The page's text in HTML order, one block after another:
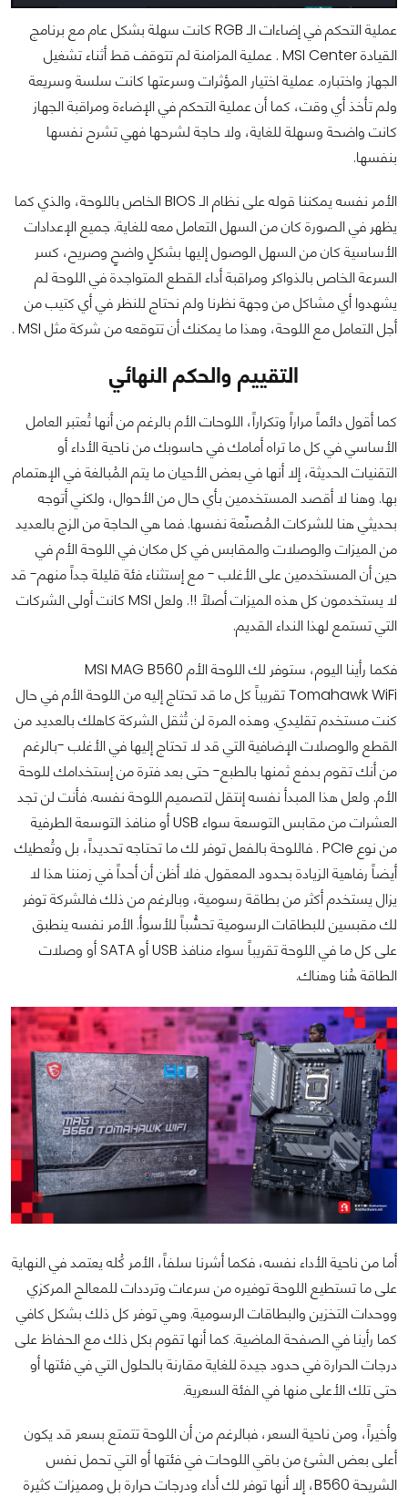
عملية التحكم في إضاءات الـ RGB كانت سهلة بشكل عام مع برنامج
القيادة MSI Center . عملية المزامنة لم تتوقف قط أثناء تشغيل
الجهاز واختباره. عملية اختيار المؤثرات وسرعتها كانت سلسة وسريعة
ولم تأخذ أي وقت، كما أن عملية التحكم في الإضاءة ومراقبة الجهاز
كانت واضحة وسهلة للغاية، ولا حاجة لشرحها فهي تشرح نفسها
بنفسها.
الأمر نفسه يمكننا قوله على نظام الـ BIOS الخاص باللوحة، والذي كما
يظهر في الصورة كان من السهل التعامل معه للغاية. جميع الإعدادات
الأساسية كان من السهل الوصول إليها بشكلٍ واضحٍ وصريح، كسر
السرعة الخاص بالذواكر ومراقبة أداء القطع المتواجدة في اللوحة لم
يشهدوا أي مشاكل من وجهة نظرنا ولم نحتاج للنظر في أي كتيب من
أجل التعامل مع اللوحة، وهذا ما يمكنك أن تتوقعه من شركة مثل MSI .
التقييم والحكم النهائي
كما أقول دائماً مراراً وتكراراً، اللوحات الأم بالرغم من أنها تُعتبر العامل
الأساسي في كل ما تراه أمامك في حاسوبك من ناحية الأداء أو
التقنيات الحديثة، إلا أنها في بعض الأحيان ما يتم المُبالغة في الإهتمام
بها. وهنا لا أقصد المستخدمين بأي حال من الأحوال، ولكني أتوجه
بحديثي هنا للشركات المُصنّعة نفسها. فما هي الحاجة من الزج بالعديد
من الميزات والوصلات والمقابس في كل مكان في اللوحة الأم في
حين أن المستخدمين على الأغلب - مع إستثناء فئة قليلة جداً منهم- قد
لا يستخدمون كل هذه الميزات أصلاً !!. ولعل MSI كانت أولى الشركات
التي تستمع لهذا النداء القديم.
فكما رأينا اليوم، ستوفر لك اللوحة الأم MSI MAG B560
Tomahawk WiFi تقريباً كل ما قد تحتاج إليه من اللوحة الأم في حال
كنت مستخدم تقليدي. وهذه المرة لن تُثقل الشركة كاهلك بالعديد من
القطع والوصلات الإضافية التي قد لا تحتاج إليها في الأغلب -بالرغم
من أنك تقوم بدفع ثمنها بالطبع- حتى بعد فترة من إستخدامك للوحة
الأم. ولعل هذا المبدأ نفسه إنتقل لتصميم اللوحة نفسه. فأنت لن تجد
العشرات من مقابس التوسعة سواء USB أو منافذ التوسعة الطرفية
من نوع PCIe . فاللوحة بالفعل توفر لك ما تحتاجه تحديداً، بل وتُعطيك
أيضاً رفاهية الزيادة بحدود المعقول. فلا أظن أن أحداً في زمننا هذا لا
يزال يستخدم أكثر من بطاقة رسومية، وبالرغم من ذلك فالشركة توفر
لك مقبسين للبطاقات الرسومية تحسُّباً للأسوأ. الأمر نفسه ينطبق
على كل ما في اللوحة تقريباً سواء منافذ USB أو SATA أو وصلات
الطاقة هُنا وهناك.
أما من ناحية الأداء نفسه، فكما أشرنا سلفاً، الأمر كُله يعتمد في النهاية
على ما تستطيع اللوحة توفيره من سرعات وترددات للمعالج المركزي
ووحدات التخزين والبطاقات الرسومية. وهي توفر كل ذلك بشكل كافي
كما رأينا في الصفحة الماضية. كما أنها تقوم بكل ذلك مع الحفاظ على
درجات الحرارة في حدود جيدة للغاية مقارنة بالحلول التي في فئتها أو
حتى تلك الأعلى منها في الفئة السعرية.
وأخيراً، ومن ناحية السعر، فبالرغم من أن اللوحة تتمتع بسعر قد يكون
أعلى بعض الشئ من باقي اللوحات في فئتها أو التي تحمل نفس
الشريحة B560، إلا أنها توفر لك أداء ودرجات حرارة بل ومميزات كثيرة